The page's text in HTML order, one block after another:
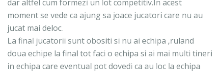
dar altfel cum formezi un lot competitiv.In acest
moment se vede ca ajung sa joace jucatori care nu au
jucat mai deloc.
La final jucatorii sunt obositi si nu ai echipa ,ruland
doua echipe la final tot faci o echipa si ai mai multi tineri
in echipa care eventual pot dovedi ca au loc la echipa